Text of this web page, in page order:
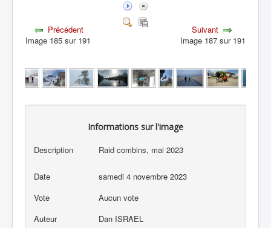
Précédent
Image 185 sur 191
Suivant
Image 187 sur 191
Informations sur l'image
Description Raid combins, mai 2023
Date
samedi 4 novembre 2023
Vote
Aucun vote
Auteur
Dan ISRAEL